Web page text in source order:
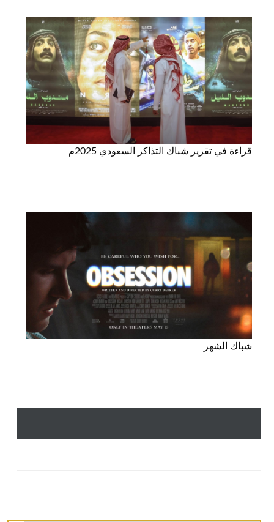
قراءة في تقرير شباك التذاكر السعودي 2025م
شباك الشهر